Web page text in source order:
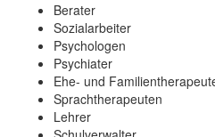
Berater
Sozialarbeiter
Psychologen
Psychiater
Ehe- und
Sprachtherapeuten
Lehrer